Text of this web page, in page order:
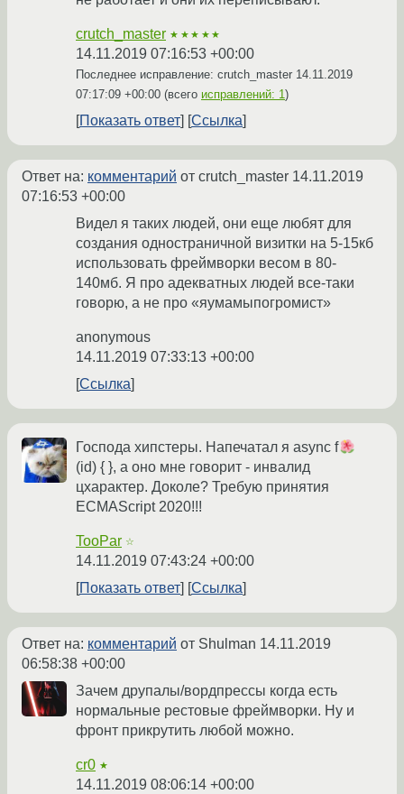
crutch_master ★★★★★
14.11.2019 07:16:53 +00:00
Последнее исправление: crutch_master 14.11.2019
07:17:09 +00:00 (всего исправлений: 1)
Показать ответ Ссылка
Ответ на: комментарий от crutch_master 14.11.2019
07:16:53 +00:00
Видел я таких людей, они еще любят для
создания одностраничной визитки на 5-15кб
использовать фреймворки весом в 80-
140мб. Я про адекватных людей все-таки
говорю, а не про «яумамыпогромист»
anonymous
14.11.2019 07:33:13 +00:00
Ссылка
Господа хипстеры. Напечатал я async f
(id) { }, а оно мне говорит - инвалид
цхарактер. Доколе? Требую принятия
ECMAScript 2020!!!
TooPar ☆
14.11.2019 07:43:24 +00:00
Показать ответ
Ссылка
Ответ на: комментарий от Shulman 14.11.2019
06:58:38 +00:00
Зачем друпалы/вордпрессы когда есть
нормальные рестовые фреймворки. Ну и
фронт прикрутить любой можно.
cr0 ★
14.11.2019 08:06:14 +00:00